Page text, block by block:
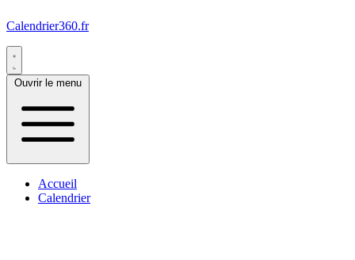
Calendrier360.fr
Ouvrir le menu
Accueil
Calendrier